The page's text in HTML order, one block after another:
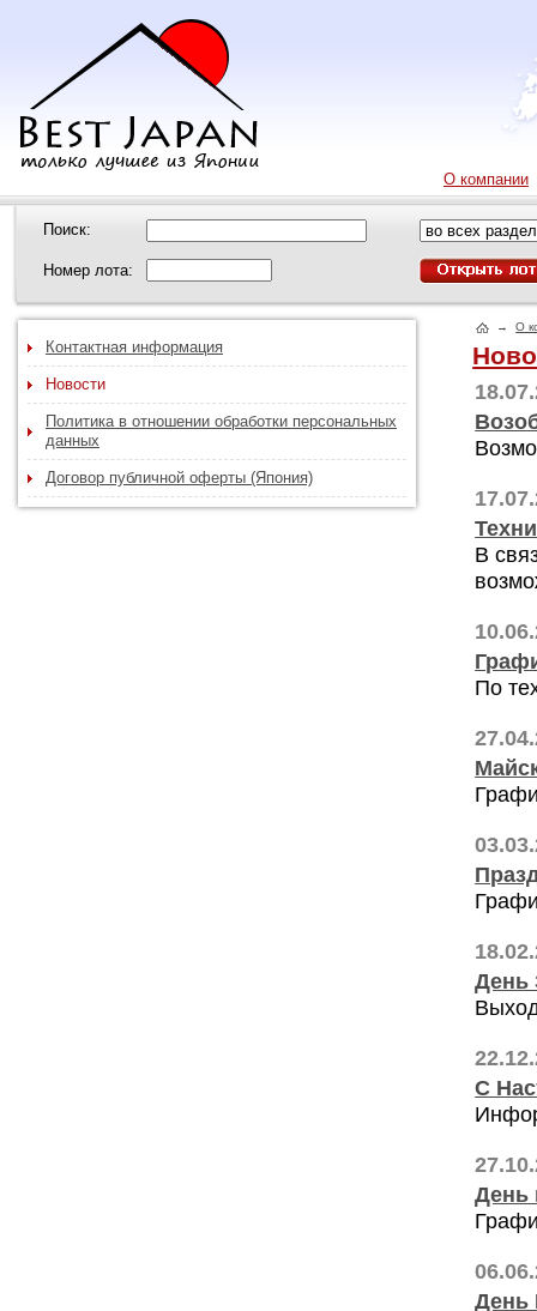
О компании
Поиск:
Номер лота:
Контактная информация
Новости
Политика в отношении обработки персональных
данных
Договор публичной оферты (Япония)
→ О
В
По
День
С
День
День